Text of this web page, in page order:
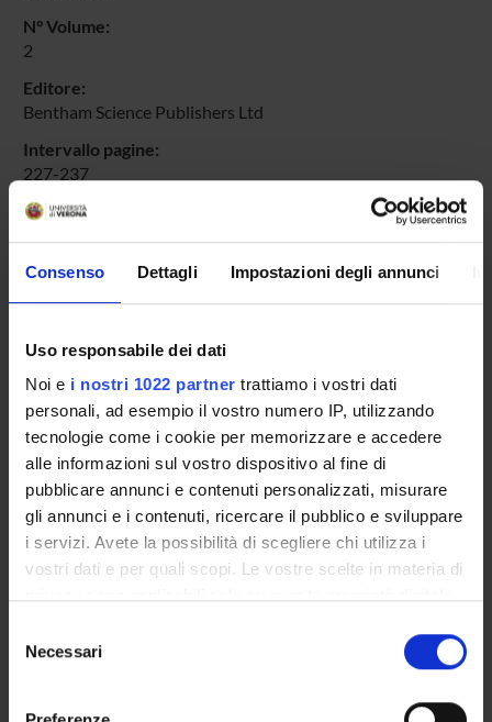
Consenso Dettagli Impostazioni degli annunci
Uso responsabile dei dati
Noi e i nostri 1022 partner trattiamo i vostri dati
personali, ad esempio il vostro numero IP, utilizzando
tecnologie come i cookie per memorizzare e accedere
alle informazioni sul vostro dispositivo al fine di
pubblicare annunci e contenuti personalizzati, misurare
gli annunci e i contenuti, ricercare il pubblico e sviluppare
i servizi. Avete la possibilità di scegliere chi utilizza i
vostri dati e per quali scopi. Le vostre scelte in materia di
modificare o revocare il proprio consenso in qualsiasi
momento dalla Dichiarazione sui cookie o facendo clic
delNecessari
N° Volume:
2
Editore:
Bentham Science Publishers Ltd
Intervallo pagine:
227-237
Id prodotto:
Handle IRIS:
2 luglio 2007
ultima modifica:
15 novembre 2022
Citazione bibliografica:
Arandjelovic, S; Tesic, Z; Perego, P; Gatti, L; Carenini, N;
Zunino, F;
Leone, Roberto ; Apostoli, P; Radulovic, S.,
Cellular sensitivity to beta-diketonato complexes of
ruthenium(III), chromium(III) and rhodium(III)
«MEDICINAL CHEMISTRY», vol. 2,2006,pp. 227-237
istituzionale della Ricerca di Ateneo
PROGETTI COLLEGATI